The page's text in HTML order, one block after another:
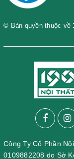
© Bản quyền thuộc về
Công Ty Cổ Phần
0109882208 do Sở